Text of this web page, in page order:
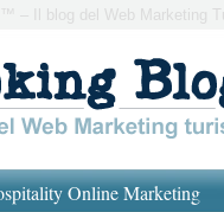
– Il blog del Web Marketing
Online Marketing